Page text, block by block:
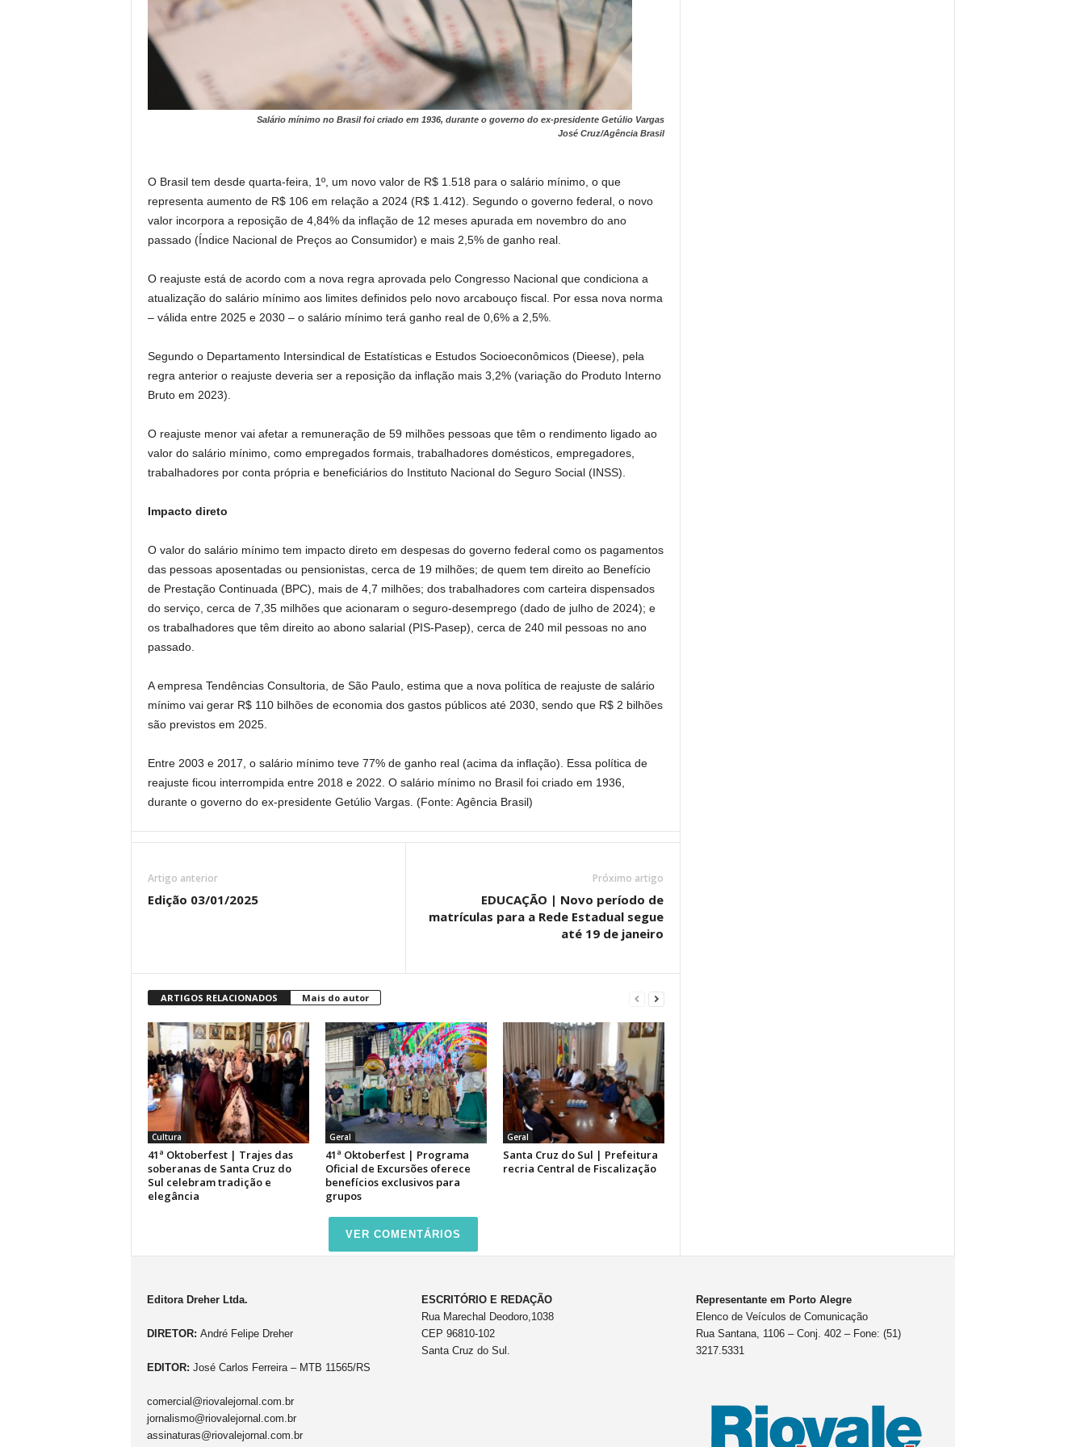
Salário mínimo no Brasil foi criado em 1936, durante o governo do ex-presidente Getúlio Vargas
José Cruz/Agência Brasil
O Brasil tem desde quarta-feira, 1º, um novo valor de R$ 1.518 para o salário mínimo, o que
representa aumento de R$ 106 em relação a 2024 (R$ 1.412). Segundo o governo federal, o novo
valor incorpora a reposição de 4,84% da inflação de 12 meses apurada em novembro do ano
passado (Índice Nacional de Preços ao Consumidor) e mais 2,5% de ganho real.
O reajuste está de acordo com a nova regra aprovada pelo Congresso Nacional que condiciona a
atualização do salário mínimo aos limites definidos pelo novo arcabouço fiscal. Por essa nova norma
– válida entre 2025 e 2030 – o salário mínimo terá ganho real de 0,6% a 2,5%.
Segundo o Departamento Intersindical de Estatísticas e Estudos Socioeconômicos (Dieese), pela
regra anterior o reajuste deveria ser a reposição da inflação mais 3,2% (variação do Produto Interno
Bruto em 2023).
O reajuste menor vai afetar a remuneração de 59 milhões pessoas que têm o rendimento ligado ao
valor do salário mínimo, como empregados formais, trabalhadores domésticos, empregadores,
trabalhadores por conta própria e beneficiários do Instituto Nacional do Seguro Social (INSS).
Impacto direto
O valor do salário mínimo tem impacto direto em despesas do governo federal como os pagamentos
das pessoas aposentadas ou pensionistas, cerca de 19 milhões; de quem tem direito ao Benefício
de Prestação Continuada (BPC), mais de 4,7 milhões; dos trabalhadores com carteira dispensados
do serviço, cerca de 7,35 milhões que acionaram o seguro-desemprego (dado de julho de 2024); e
os trabalhadores que têm direito ao abono salarial (PIS-Pasep), cerca de 240 mil pessoas no ano
passado.
A empresa Tendências Consultoria, de São Paulo, estima que a nova política de reajuste de salário
mínimo vai gerar R$ 110 bilhões de economia dos gastos públicos até 2030, sendo que R$ 2 bilhões
são previstos em 2025.
Entre 2003 e 2017, o salário mínimo teve 77% de ganho real (acima da inflação). Essa política de
reajuste ficou interrompida entre 2018 e 2022. O salário mínimo no Brasil foi criado em 1936,
durante o governo do ex-presidente Getúlio Vargas. (Fonte: Agência Brasil)
Artigo anterior
Edição 03/01/2025
Próximo artigo
EDUCAÇÃO | Novo período de
matrículas para a Rede Estadual segue
até 19 de janeiro
ARTIGOS RELACIONADOS Mais do autor
Cultura
41ª Oktoberfest | Trajes das
soberanas de Santa Cruz do
Sul celebram tradição e
elegância
Geral
41ª Oktoberfest | Programa
Oficial de Excursões oferece
benefícios exclusivos para
grupos
Geral
Santa Cruz do Sul | Prefeitura
recria Central de Fiscalização
VER COMENTÁRIOS
Editora Dreher Ltda.
DIRETOR: André Felipe Dreher
EDITOR: José Carlos Ferreira – MTB 11565/RS
comercial@riovalejornal.com.br
jornalismo@riovalejornal.com.br
assinaturas@riovalejornal.com.br
ESCRITÓRIO E REDAÇÃO
Rua Marechal Deodoro,1038
CEP 96810-102
Santa Cruz do Sul.
Representante em Porto Alegre
Elenco de Veículos de Comunicação
Rua Santana, 1106 – Conj. 402 – Fone: (51)
3217.5331